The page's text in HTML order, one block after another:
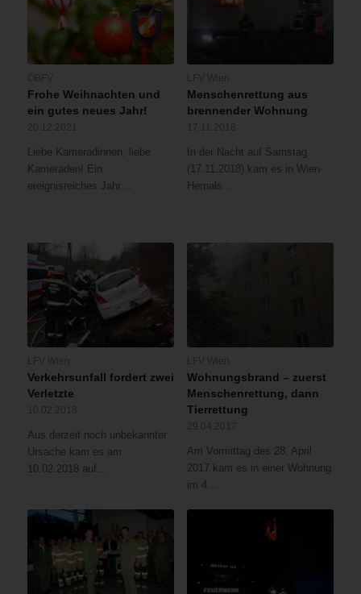
Frohe Weihnachten und
ein gutes neues Jahr!
Liebe Kameradinnen, liebe
Kameraden! Ein
ereignisreiches Jahr…
Menschenrettung aus
brennender Wohnung
In der Nacht auf Samstag
(17.11.2018) kam es in Wien-
Hernals…
Verkehrsunfall fordert zwei
Verletzte
Aus derzeit noch unbekannter
Ursache kam es am
10.02.2018 auf…
Wohnungsbrand – zuerst
Menschenrettung, dann
Tierrettung
Am Vormittag des 28. April
2017 kam es in einer Wohnung
im 4.…